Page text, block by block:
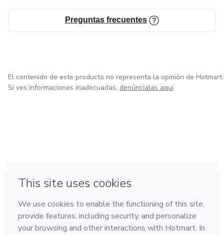
Preguntas frecuentes
El contenido de este producto no representa la opinión de Hotmart.
Si ves informaciones inadecuadas, denúncialas aquí
Hecho con❤ en Ciudad de México